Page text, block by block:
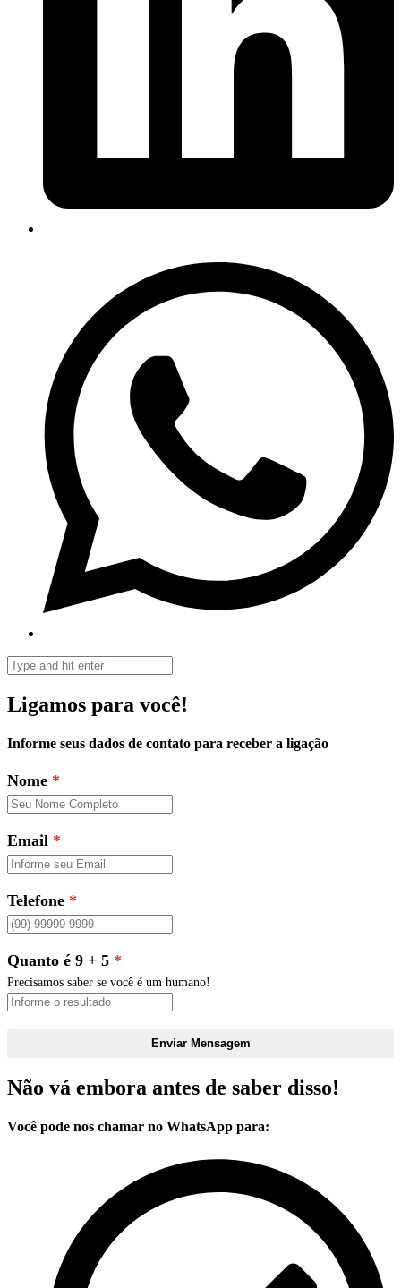
Ligamos para você!
Informe seus dados de contato para receber a ligação
Nome
Email
Telefone
Quanto é 9 + 5
Precisamos saber se você é um humano!
Enviar Mensagem
Não vá embora antes de saber disso!
Você pode nos chamar no WhatsApp para: